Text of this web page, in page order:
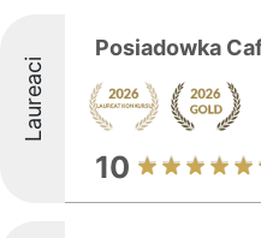
Laureaci
Posiadowka
10